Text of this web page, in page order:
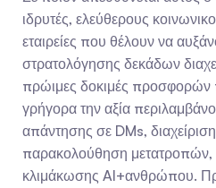
ιδρυτές, ελεύθερους
εταιρείες που θέλουν να
στρατολόγησης δεκάδων
πρώιμες δοκιμές προσφορών
γρήγορα την αξία
απάντησης σε DMs,
παρακολούθηση μετατροπών,
κλιμάκωσης AI+ανθρώπου.